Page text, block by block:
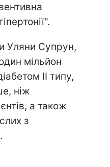
Уляни Супрун,
мільйон
II типу,
ніж
а також
з